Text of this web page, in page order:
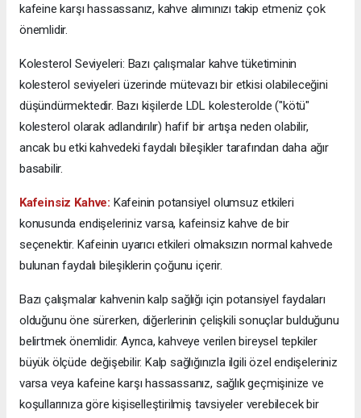
kafeine karşı hassassanız, kahve alımınızı takip etmeniz çok
önemlidir.
Kolesterol Seviyeleri: Bazı çalışmalar kahve tüketiminin
kolesterol seviyeleri üzerinde mütevazı bir etkisi olabileceğini
düşündürmektedir. Bazı kişilerde LDL kolesterolde ("kötü"
kolesterol olarak adlandırılır) hafif bir artışa neden olabilir,
ancak bu etki kahvedeki faydalı bileşikler tarafından daha ağır
basabilir.
Kafeinsiz Kahve: Kafeinin potansiyel olumsuz etkileri
konusunda endişeleriniz varsa, kafeinsiz kahve de bir
seçenektir. Kafeinin uyarıcı etkileri olmaksızın normal kahvede
bulunan faydalı bileşiklerin çoğunu içerir.
Bazı çalışmalar kahvenin kalp sağlığı için potansiyel faydaları
olduğunu öne sürerken, diğerlerinin çelişkili sonuçlar bulduğunu
belirtmek önemlidir. Ayrıca, kahveye verilen bireysel tepkiler
büyük ölçüde değişebilir. Kalp sağlığınızla ilgili özel endişeleriniz
varsa veya kafeine karşı hassassanız, sağlık geçmişinize ve
koşullarınıza göre kişiselleştirilmiş tavsiyeler verebilecek bir